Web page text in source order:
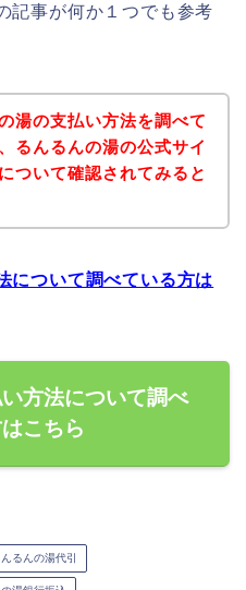
記事が何か１つでも参考
湯の支払い方法を調べて
るんるんの湯の公式サイ
ついて確認されてみると
について調べている方は
方法について調べ
こちら
るんの湯代引